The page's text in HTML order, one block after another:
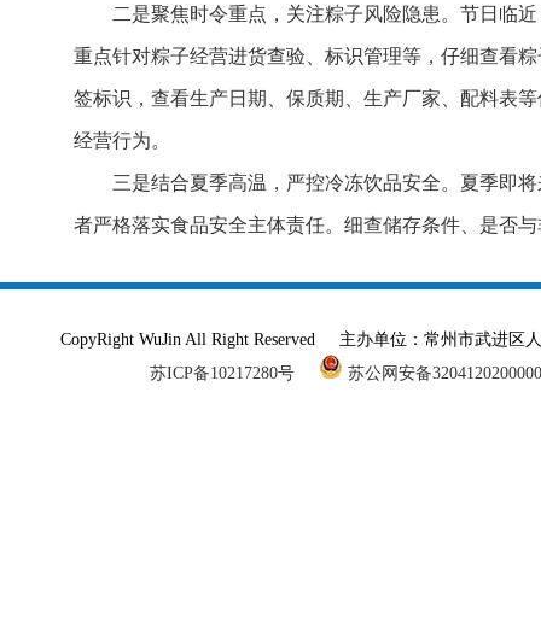
二是聚焦时令重点，关注粽子风险隐患。节日临
重点针对粽子经营进货查验、标识管理等，仔细查看
签标识，查看生产日期、保质期、生产厂家、配料表
经营行为。
三是结合夏季高温，严控冷冻饮品安全。夏季即
者严格落实食品安全主体责任。细查储存条件、是否
CopyRight WuJin All Right Reserved 主办单位：常州市武进
苏ICP备10217280号
苏公网安备